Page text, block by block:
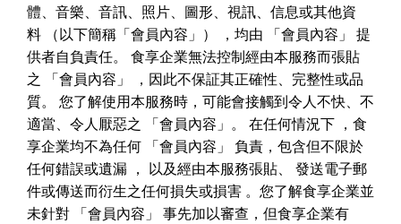
體、音樂、音訊、照片、圖形、視訊、信息或其他資
料
（以下簡稱「會員內容」） ，均由 「會員內容」 提
供者自負責任。
食享企業無法控制經由本服務而張貼
之
「會員內容」
，因此不保証其正確性、完整性或品
質。
您了解使用本服務時，可能會接觸到令人不快、不
適當、令人厭惡之
「會員內容」。 在任何情況下 ，食
享企業均不為任何 「會員內容」
負責，包含但不限於
任何錯誤或遺漏 ， 以及經由本服務張貼、
發送電子郵
件或傳送而衍生之任何損失或損害 。您了解食享企業並
未針對 「會員內容」 事先加以審查，但食享企業有